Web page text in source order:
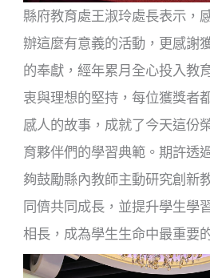
縣府教育處王淑玲處長表示，
辦這麼有意義的活動，更感謝
的奉獻，經年累月全心投入教
衷與理想的堅持，每位獲獎者
感人的故事，成就了今天這份
育夥伴們的學習典範。期許透
夠鼓勵縣內教師主動研究創新
同儕共同成長，並提升學生學
相長，成為學生生命中最重要